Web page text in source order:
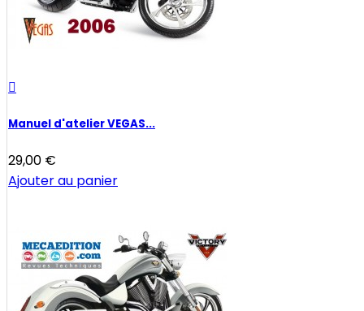

Manuel d'atelier VEGAS...
29,00 €
Ajouter au panier